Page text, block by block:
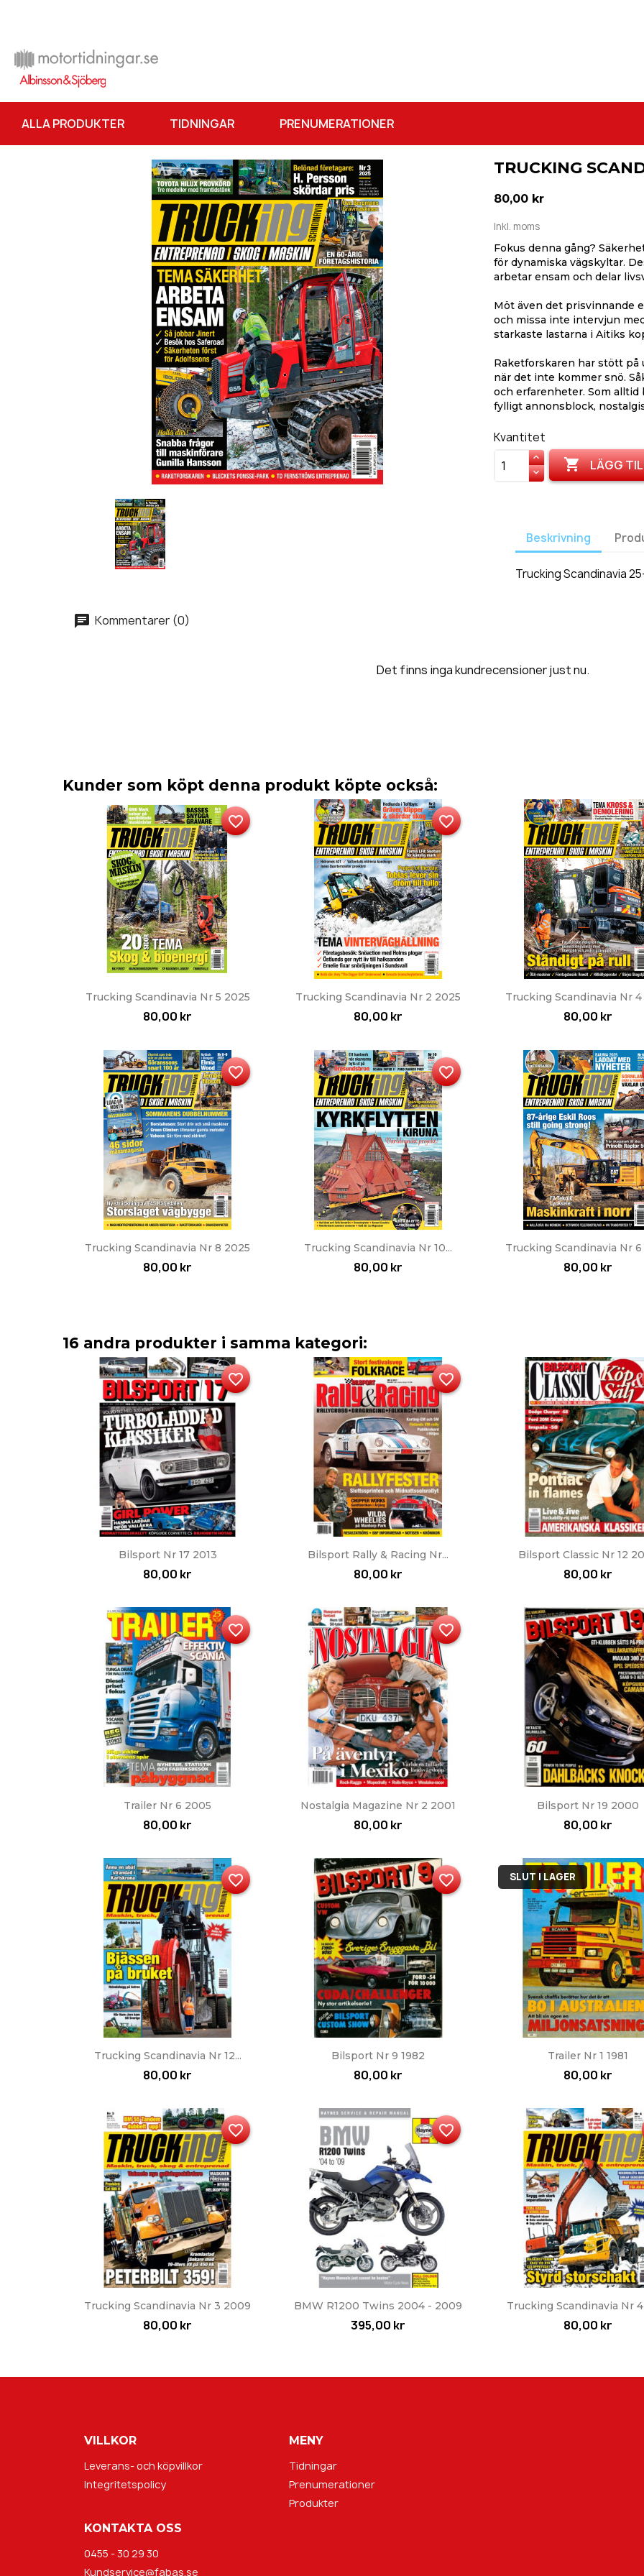
ALLA PRODUKTER TIDNINGAR PRENUMERATIONER
TRUCKING
80,00 kr
Inkl. moms
Fokus denna gång?
för dynamiska vägskyltar.
arbetar ensam och delar
Möt även det prisvinnande
och missa inte intervjun
starkaste lastarna i Aitiks
Raketforskaren har stött på
när det inte kommer snö.
och erfarenheter. Som
fylligt annonsblock,
Kvantitet
 LÄGG
Beskrivning
Trucking Scandinavia
Kommentarer (0)
Det finns inga kundrecensioner just nu.
Kunder som köpt denna produkt köpte också:
Snabbvy
Trucking Scandinavia Nr 5 2025
80,00 kr
favorite_border
Snabbvy
Trucking Scandinavia Nr 2 2025
80,00 kr
favorite_border
Snabbvy
Trucking Scandinavia Nr 4
80,00 kr
Snabbvy
Trucking Scandinavia Nr 8 2025
80,00 kr
favorite_border
Snabbvy
Trucking Scandinavia Nr 10...
80,00 kr
favorite_border
Snabbvy
Trucking Scandinavia Nr 6
80,00 kr
16 andra produkter i samma kategori:
Snabbvy
Bilsport Nr 17 2013
80,00 kr
favorite_border
Snabbvy
Bilsport Rally & Racing Nr...
80,00 kr
favorite_border
Snabbvy
Bilsport Classic Nr 12
80,00 kr
Snabbvy
Trailer Nr 6 2005
80,00 kr
favorite_border
Snabbvy
Nostalgia Magazine Nr 2 2001
80,00 kr
favorite_border
Snabbvy
Bilsport Nr 19 2000
80,00 kr
Snabbvy
Trucking Scandinavia Nr 12...
80,00 kr
favorite_border
Snabbvy
Bilsport Nr 9 1982
80,00 kr
favorite_border
Snabbvy
Trailer Nr 1 1981
80,00 kr
SLUT I LAGER
Snabbvy
Trucking Scandinavia Nr 3 2009
80,00 kr
favorite_border
 Snabbvy
BMW R1200 Twins 2004 - 2009
395,00 kr
favorite_border
Snabbvy
Trucking Scandinavia Nr 4
80,00 kr
VILLKOR
Leverans- och köpvillkor
Integritetspolicy
MENY
Tidningar
Prenumerationer
Produkter
KONTAKTA OSS
0455 - 30 29 30
Kundservice@fabas.se